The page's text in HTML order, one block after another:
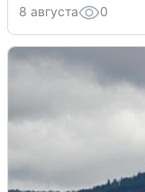
8 августа 0